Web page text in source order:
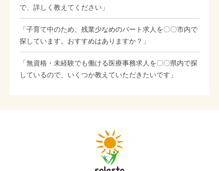
で、詳しく教えてください」
「子育て中のため、残業少なめのパート求人を〇〇市内で
探しています。おすすめはありますか？」
「無資格・未経験でも働ける医療事務求人を〇〇県内で探
しているので、いくつか教えていただきたいです」